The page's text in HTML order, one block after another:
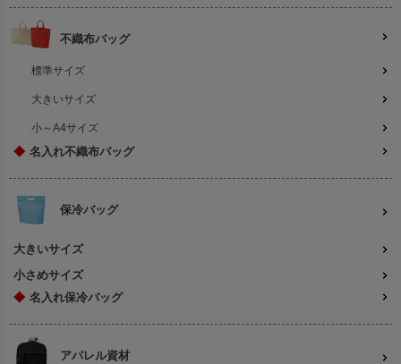
不織布バッグ
標準サイズ
大きいサイズ
小～A4サイズ
◆ 名入れ不織布バッグ
保冷バッグ
大きいサイズ
小さめサイズ
◆ 名入れ保冷バッグ
アパレル資材